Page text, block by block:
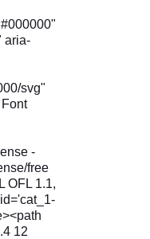
aria-
svg"
-
free
OFL 1.1,
12